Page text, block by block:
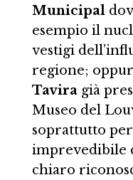
Municipal
esempio il
vestigi
regione;
Taviragià
Museo del
soprattutto
imprevedibile
chiaro